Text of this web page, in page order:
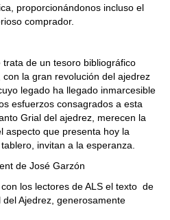
proporcionándonos incluso el
comprador.
de un tesoro bibliográfico
la gran revolución del ajedrez
legado ha llegado inmarcesible
esfuerzos consagrados a esta
Grial del ajedrez, merecen la
aspecto que presenta hoy la
invitan a la esperanza.
de José Garzón
los lectores de ALS el texto de
Ajedrez, generosamente